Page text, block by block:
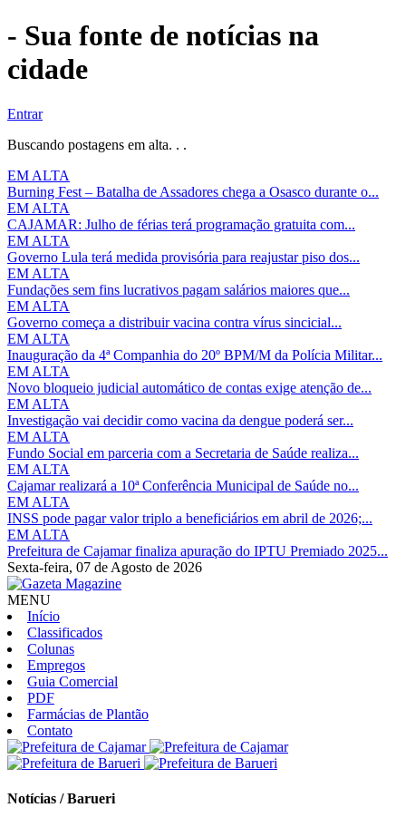
- Sua fonte de notícias na
cidade
Entrar
Buscando postagens em alta. . .
EM ALTA
Burning Fest – Batalha de Assadores chega a Osasco durante o...
EM ALTA
CAJAMAR: Julho de férias terá programação gratuita com...
EM ALTA
Governo Lula terá medida provisória para reajustar piso dos...
EM ALTA
Fundações sem fins lucrativos pagam salários maiores que...
EM ALTA
Governo começa a distribuir vacina contra vírus sincicial...
EM ALTA
Inauguração da 4ª Companhia do 20º BPM/M da Polícia Militar...
EM ALTA
Novo bloqueio judicial automático de contas exige atenção de...
EM ALTA
Investigação vai decidir como vacina da dengue poderá ser...
EM ALTA
Fundo Social em parceria com a Secretaria de Saúde realiza...
EM ALTA
Cajamar realizará a 10ª Conferência Municipal de Saúde no...
EM ALTA
INSS pode pagar valor triplo a beneficiários em abril de 2026;...
EM ALTA
Prefeitura de Cajamar finaliza apuração do IPTU Premiado 2025...
Sexta-feira, 07 de Agosto de 2026
MENU
Início
Classificados
Colunas
Empregos
Guia Comercial
PDF
Farmácias de Plantão
Contato
Notícias / Barueri